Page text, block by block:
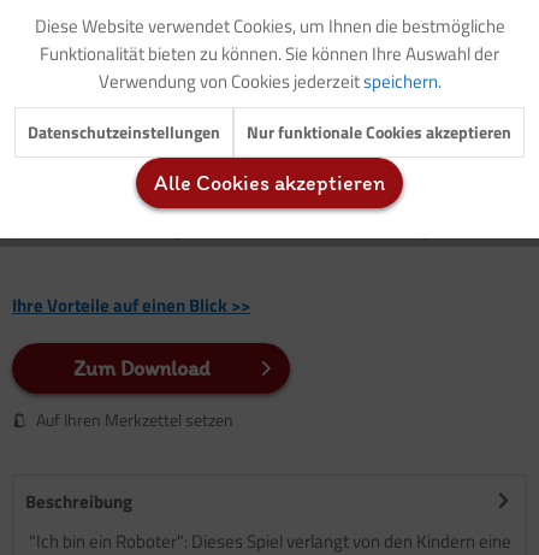
Einleitung
Hintergrundinformation: Wahrnehmung
Spiel: Ich bin ein Roboter
"Ich bin ein Roboter": Dieses Spiel verlangt von den Kindern eine
intensive Beschäftigung mit sich selbst. Setzen Sie dieses
Ihre Vorteile auf einen Blick >>
Zum Download
Auf Ihren Merkzettel setzen
Beschreibung
"Ich bin ein Roboter": Dieses Spiel verlangt von den Kindern eine
Marketing Inaktiv
Tracking Inaktiv
Inaktiv
Diese Website verwendet Cookies, um Ihnen die bestmögliche
Funktionalität bieten zu können. Sie können Ihre Auswahl der
Verwendung von Cookies jederzeitspeichern.
Datenschutzeinstellungen Nur funktionale Cookies akzeptieren
Alle Cookies akzeptieren